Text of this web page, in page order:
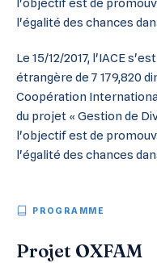
l'objectif est de
l'égalité des chances
Le 15/12/2017, l'IACE
étrangère de 7 179,820
Coopération
du projet « Gestion de
l'objectif est de
l'égalité des chances
PROGRAMME
Projet OXFAM